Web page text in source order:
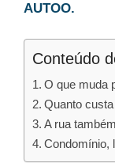
AUTOO.
Conteúdo
O que muda
Quanto custa
A rua
Condomínio,